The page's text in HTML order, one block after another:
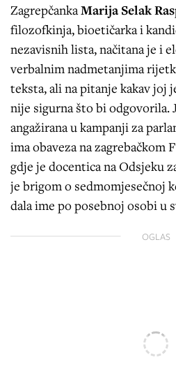
ZagrepčankaMarija Selak
filozofkinja, bioetičarka i
nezavisnih lista, načitana je i
verbalnim nadmetanjima
teksta, ali na pitanje kakav joj
nije sigurna što bi odgovorila.
angažirana u kampanji za
ima obaveza na
gdje je docentica na Odsjeku
je brigom o sedmomjesečnoj
dala ime po posebnoj osobi u
OGLAS